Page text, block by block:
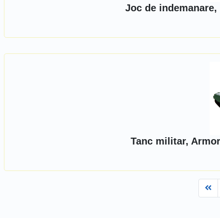
Joc de
Tanc militar,